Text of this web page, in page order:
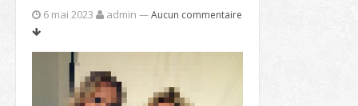
6 mai 2023 admin —Aucun commentaire